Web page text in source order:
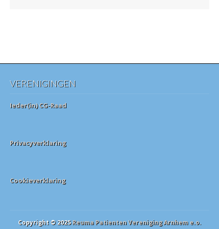
VERENIGINGEN
Ieder(in) CG-Raad
Privacyverklaring
Cookieverklaring
Copyright © 2025Reuma Patienten Vereniging Arnhem e.o.